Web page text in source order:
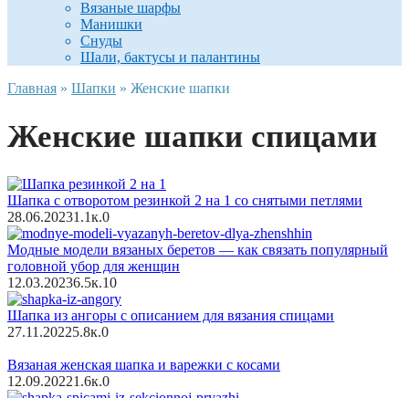
Вязаные шарфы
Манишки
Снуды
Шали, бактусы и палантины
Главная » Шапки » Женские шапки
Женские шапки спицами
Шапка с отворотом резинкой 2 на 1 со снятыми петлями
28.06.20231.1к.0
Модные модели вязаных беретов — как связать популярный
головной убор для женщин
12.03.20236.5к.10
Шапка из ангоры с описанием для вязания спицами
27.11.20225.8к.0
Вязаная женская шапка и варежки с косами
12.09.20221.6к.0